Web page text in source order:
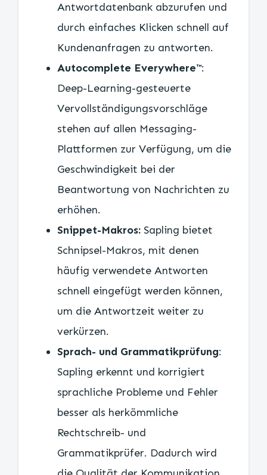
Antwortdatenbank abzurufen und
durch einfaches Klicken schnell auf
Kundenanfragen zu antworten.
Autocomplete Everywhere™:
Deep-Learning-gesteuerte
Vervollständigungsvorschläge
stehen auf allen Messaging-
Plattformen zur Verfügung, um die
Geschwindigkeit bei der
Beantwortung von Nachrichten zu
erhöhen.
Snippet-Makros: Sapling bietet
Schnipsel-Makros, mit denen
häufig verwendete Antworten
schnell eingefügt werden können,
um die Antwortzeit weiter zu
verkürzen.
Sprach- und Grammatikprüfung:
Sapling erkennt und korrigiert
sprachliche Probleme und Fehler
besser als herkömmliche
Rechtschreib- und
Grammatikprüfer. Dadurch wird